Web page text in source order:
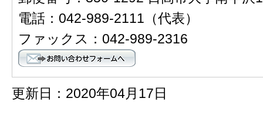
電話：042-989-2111（代表）
ファックス：042-989-2316
更新日：2020年04月17日